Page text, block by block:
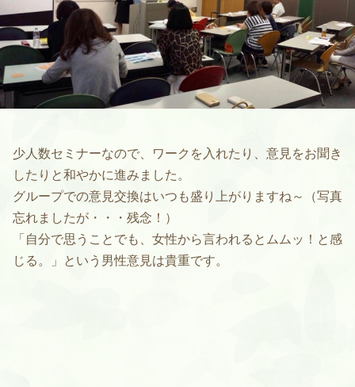
少人数セミナーなので、ワークを入れたり、意見をお聞き
したりと和やかに進みました。
グループでの意見交換はいつも盛り上がりますね～（写真
忘れましたが・・・残念！）
「自分で思うことでも、女性から言われるとムムッ！と感
じる。」という男性意見は貴重です。